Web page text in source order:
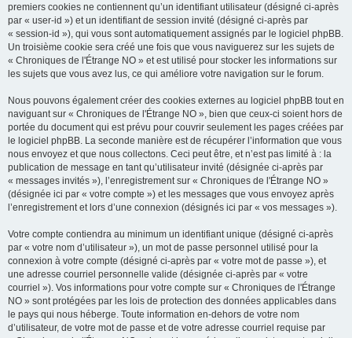
premiers cookies ne contiennent qu’un identifiant utilisateur (désigné ci-après
par « user-id ») et un identifiant de session invité (désigné ci-après par
« session-id »), qui vous sont automatiquement assignés par le logiciel phpBB.
Un troisième cookie sera créé une fois que vous naviguerez sur les sujets de
« Chroniques de l'Étrange NO » et est utilisé pour stocker les informations sur
les sujets que vous avez lus, ce qui améliore votre navigation sur le forum.
Nous pouvons également créer des cookies externes au logiciel phpBB tout en
naviguant sur « Chroniques de l'Étrange NO », bien que ceux-ci soient hors de
portée du document qui est prévu pour couvrir seulement les pages créées par
le logiciel phpBB. La seconde manière est de récupérer l’information que vous
nous envoyez et que nous collectons. Ceci peut être, et n’est pas limité à : la
publication de message en tant qu’utilisateur invité (désignée ci-après par
« messages invités »), l’enregistrement sur « Chroniques de l'Étrange NO »
(désignée ici par « votre compte ») et les messages que vous envoyez après
l’enregistrement et lors d’une connexion (désignés ici par « vos messages »).
Votre compte contiendra au minimum un identifiant unique (désigné ci-après
par « votre nom d’utilisateur »), un mot de passe personnel utilisé pour la
connexion à votre compte (désigné ci-après par « votre mot de passe »), et
une adresse courriel personnelle valide (désignée ci-après par « votre
courriel »). Vos informations pour votre compte sur « Chroniques de l'Étrange
NO » sont protégées par les lois de protection des données applicables dans
le pays qui nous héberge. Toute information en-dehors de votre nom
d’utilisateur, de votre mot de passe et de votre adresse courriel requise par